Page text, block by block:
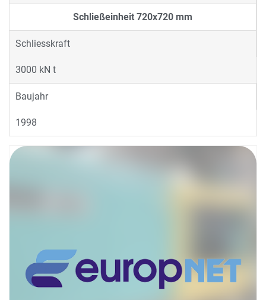
Schließeinheit 720x720 mm
Schliesskraft
3000 kN t
Baujahr
1998